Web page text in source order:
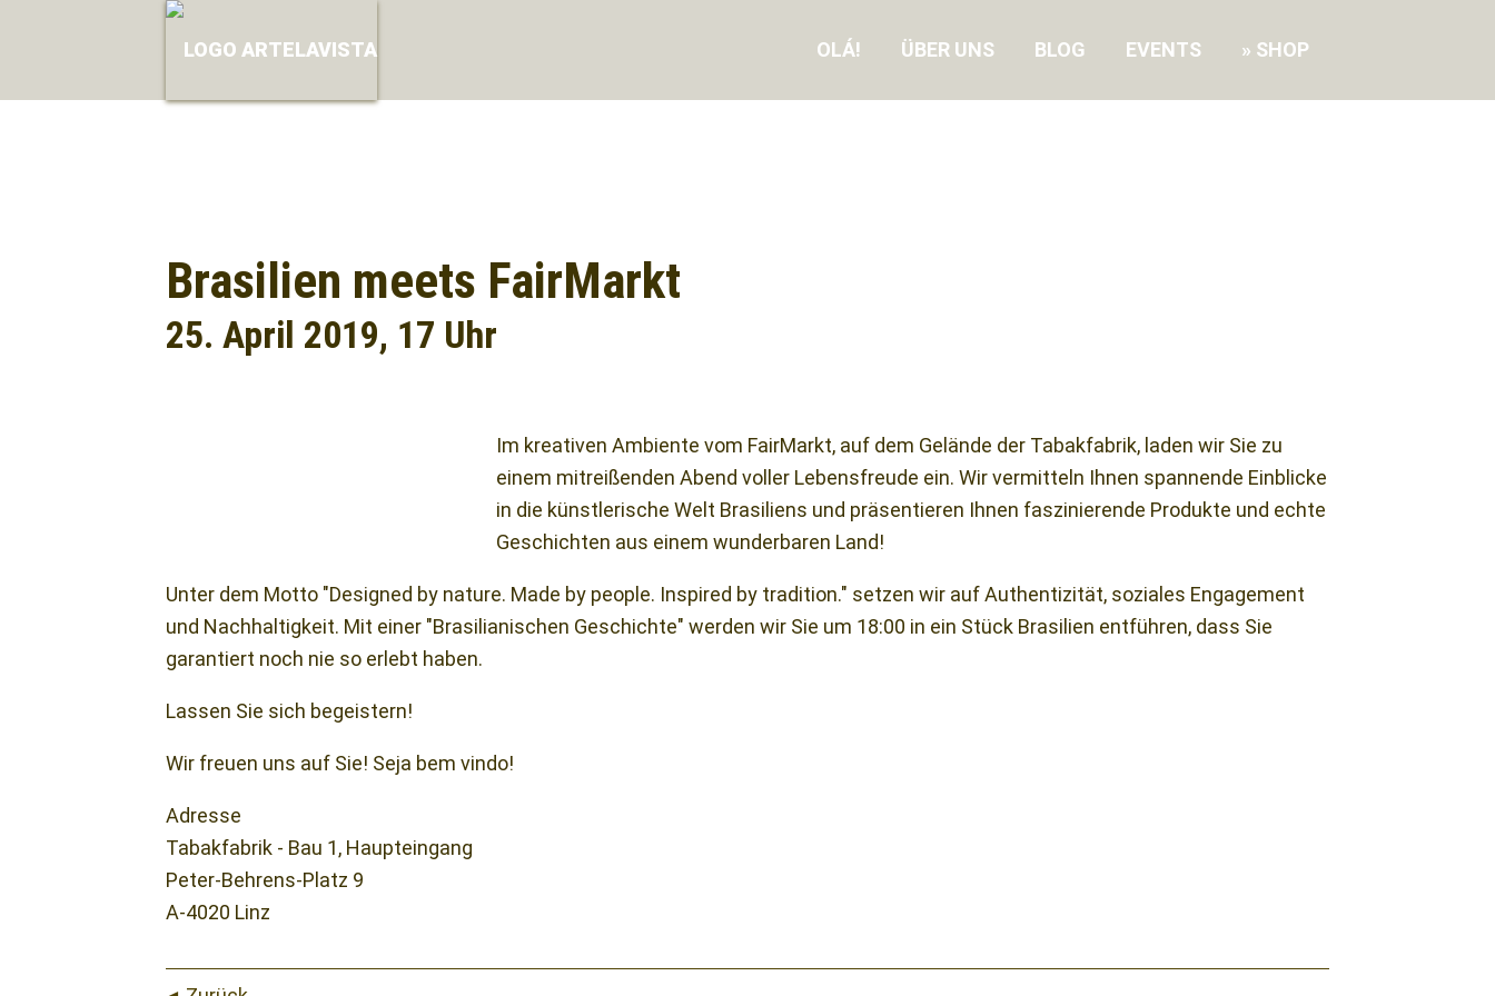
OLÁ! ÜBER UNS BLOG EVENTS SHOP
Brasilien meets FairMarkt
25. April 2019, 17 Uhr
Im kreativen Ambiente vom FairMarkt, auf dem Gelände der Tabakfabrik, laden wir Sie zu
einem mitreißenden Abend voller Lebensfreude ein. Wir vermitteln Ihnen spannende Einblicke
in die künstlerische Welt Brasiliens und präsentieren Ihnen faszinierende Produkte und echte
Geschichten aus einem wunderbaren Land!
Unter dem Motto "Designed by nature. Made by people. Inspired by tradition." setzen wir auf Authentizität, soziales Engagement
und Nachhaltigkeit. Mit einer "Brasilianischen Geschichte" werden wir Sie um 18:00 in ein Stück Brasilien entführen, dass Sie
garantiert noch nie so erlebt haben.
Lassen Sie sich begeistern!
Wir freuen uns auf Sie! Seja bem vindo!
Adresse
Tabakfabrik - Bau 1, Haupteingang
Peter-Behrens-Platz 9
A-4020 Linz